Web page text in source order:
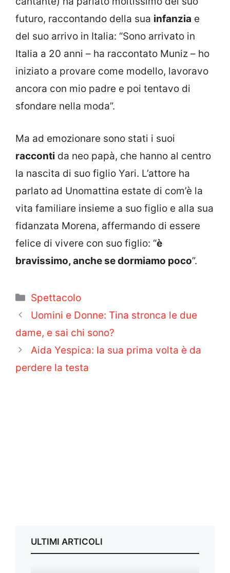
futuro, raccontando della sua infanzia e
del suo arrivo in Italia: “Sono arrivato in
Italia a 20 anni – ha raccontato Muniz – ho
iniziato a provare come modello, lavoravo
ancora con mio padre e poi tentavo di
sfondare nella moda”.
Ma ad emozionare sono stati i suoi
racconti da neo papà, che hanno al centro
la nascita di suo figlio Yari. L’attore ha
parlato ad Unomattina estate di com’è la
vita familiare insieme a suo figlio e alla sua
fidanzata Morena, affermando di essere
felice di vivere con suo figlio: “è
bravissimo, anche se dormiamo poco”.
Categorie
Spettacolo
Uomini e Donne: Tina stronca le due
dame, e sai chi sono?
Aida Yespica: la sua prima volta è da
perdere la testa
ULTIMI ARTICOLI